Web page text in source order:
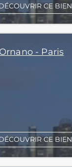
CE BIEN
- Paris
CE BIEN